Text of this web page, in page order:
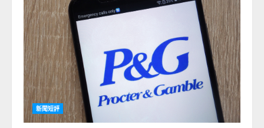
新聞短評